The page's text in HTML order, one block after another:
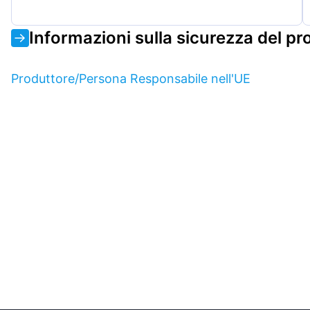
Informazioni sulla sicurezza del
Produttore/Persona Responsabile nell'UE